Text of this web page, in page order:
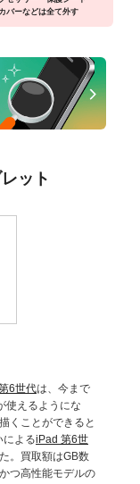
カバーなどは全て外す
ット
6世代は、今まで
使えるようにな
くことができると
によるiPad 第6世
。買取額はGB数
つ高性能モデルの